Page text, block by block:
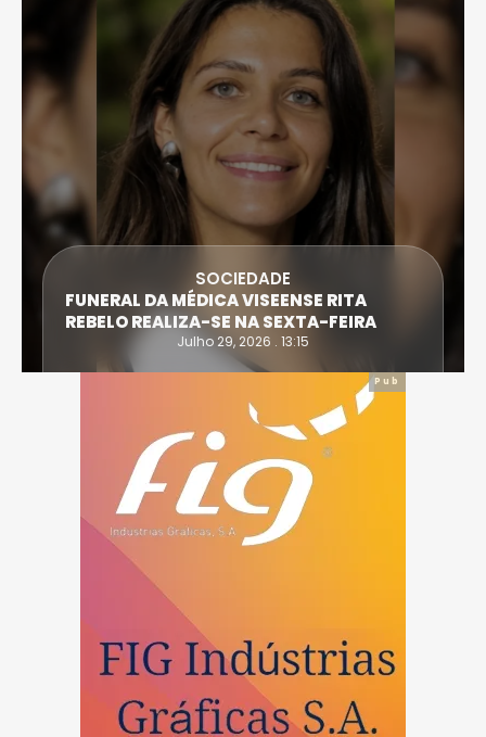
SOCIEDADE
FUNERAL DA MÉDICA VISEENSE RITA
REBELO REALIZA-SE NA SEXTA-FEIRA
Julho 29, 2026 . 13:15
Pub